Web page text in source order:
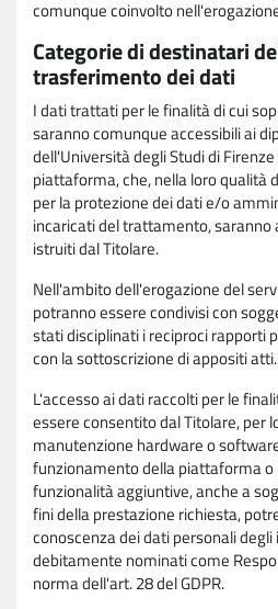
comunque coinvolto
Categorie di destinatari
trasferimento dei dati
I dati trattati per le finalità di cui
saranno comunque accessibili ai
dell'Università degli Studi di
piattaforma, che, nella loro qualità
per la protezione dei dati e/o
incaricati del trattamento,
istruiti dal Titolare.
Nell'ambito dell'erogazione del
potranno essere condivisi con
stati disciplinati i reciproci rapporti
con la sottoscrizione di appositi atti.
L'accesso ai dati raccolti per le
essere consentito dal Titolare, per
manutenzione hardware o
funzionamento della piattaforma o
funzionalità aggiuntive, anche a
fini della prestazione richiesta,
conoscenza dei dati personali
debitamente nominati come
norma dell'art. 28 del GDPR.